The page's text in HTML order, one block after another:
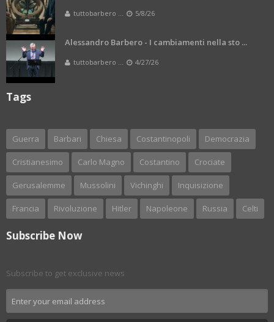
tuttobarbero ... 5/8/26
Alessandro Barbero - I cambiamenti nella sto ...
tuttobarbero ... 4/27/26
Tags
Guerra Barbari Chiesa Costantinopoli Democrazia
Cristianesimo Carlo Magno Costantino Crociate
Gerusalemme Mussolini Vichinghi Inquisizione
Francia Rivoluzione Hitler Napoleone Russia Celti
Subscribe Now
Subscribe to get exclusive news